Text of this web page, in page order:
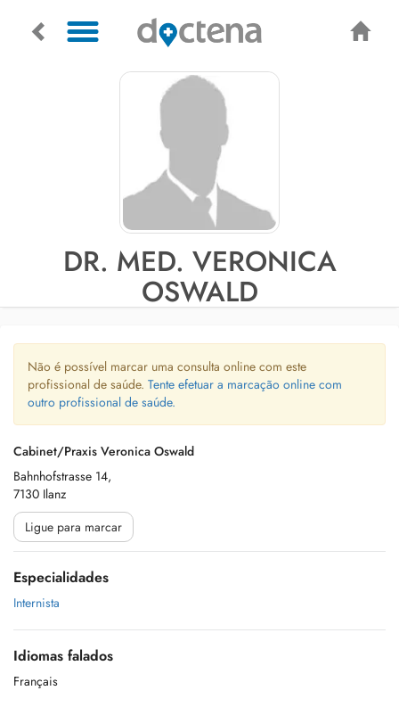
DR. MED. VERONICA
OSWALD
Não é possível marcar uma consulta online com este
profissional de saúde. Tente efetuar a marcação online com
outro profissional de saúde.
Cabinet/Praxis Veronica Oswald
Bahnhofstrasse 14,
7130 Ilanz
Ligue para marcar
Especialidades
Internista
Idiomas falados
Français